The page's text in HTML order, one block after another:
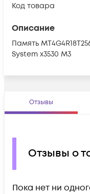
Код товара
Описание
Память
System x3530 M3
Отзывы
Отзывы о
Пока нет ни